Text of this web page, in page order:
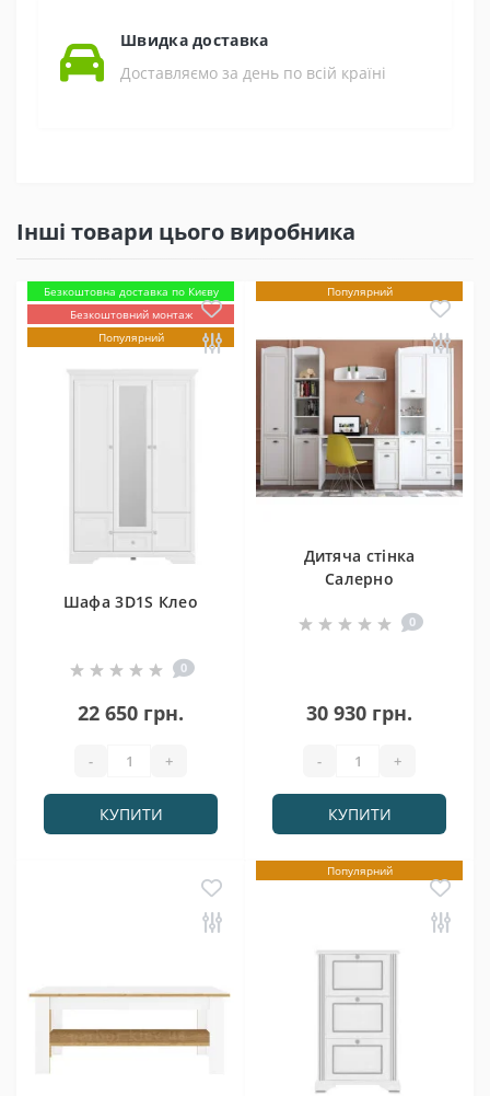
Швидка доставка
Доставляємо за день по всій країні
Інші товари цього виробника
Безкоштовна доставка по Києву
Безкоштовний монтаж
Популярний
Шафа 3D1S Клео
0
22 650 грн.
- +
КУПИТИ
Популярний
Дитяча стінка
Салерно
0
30 930 грн.
- +
КУПИТИ
Популярний